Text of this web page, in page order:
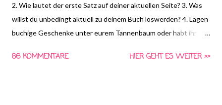
2. Wie lautet der erste Satz auf deiner aktuellen Seite? 3. Was
willst du unbedingt aktuell zu deinem Buch loswerden? 4. Lagen
buchige Geschenke unter eurem Tannenbaum oder habt ihr
schon die Frage für nächste Woche anschauen und Vorschläge
86 KOMMENTARE HIER GEHT ES WEITER >>